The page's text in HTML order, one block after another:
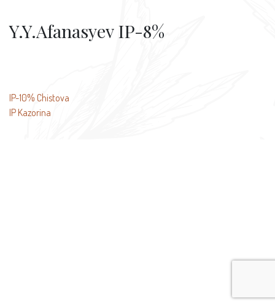
Y.Y.Afanasyev IP-8%
文
章
IP-10% Chistova
IP Kazorina